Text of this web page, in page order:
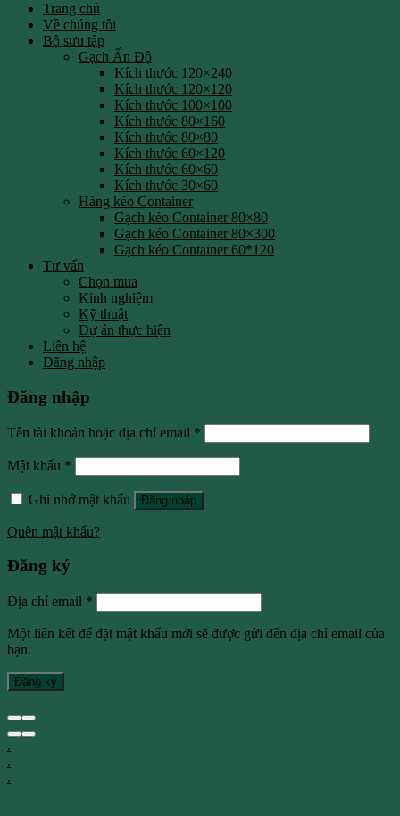
Trang chủ
Về chúng tôi
Bộ sưu tập
Gạch Ấn Độ
Kích thước 120×240
Kích thước 120×120
Kích thước 100×100
Kích thước 80×160
Kích thước 80×80
Kích thước 60×120
Kích thước 60×60
Kích thước 30×60
Hàng kéo Container
Gạch kéo Container 80×80
Gạch kéo Container 80×300
Gạch kéo Container 60*120
Tư vấn
Chọn mua
Kinh nghiệm
Kỹ thuật
Dự án thực hiện
Liên hệ
Đăng nhập
Đăng nhập
Tên tài khoản hoặc địa chỉ email *
Mật khẩu *
Ghi nhớ mật khẩu Đăng nhập
Quên mật khẩu?
Đăng ký
Địa chỉ email *
Một liên kết để đặt mật khẩu mới sẽ được gửi đến địa chỉ email của
bạn.
Đăng ký
.
.
.